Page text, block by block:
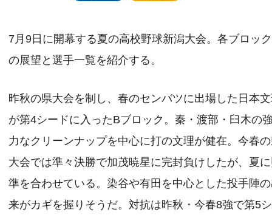
7月9日に開幕する夏の高校野球新潟大会。各ブロック
の展望と選手一覧を紹介する。
昨秋の県大会を制し、春のセンバツに出場した日本
が第4シードに入ったBブロック。秦・渡部・臼木の
力なクリーンナップを中心に打の文理が健在。今春
大会では準々決勝で加茂暁星に完封負けしたが、夏
準を合わせている。染谷や有田を中心とした投手陣
来がカギを握りそうだ。対抗は昨秋・今春8強で第5シ